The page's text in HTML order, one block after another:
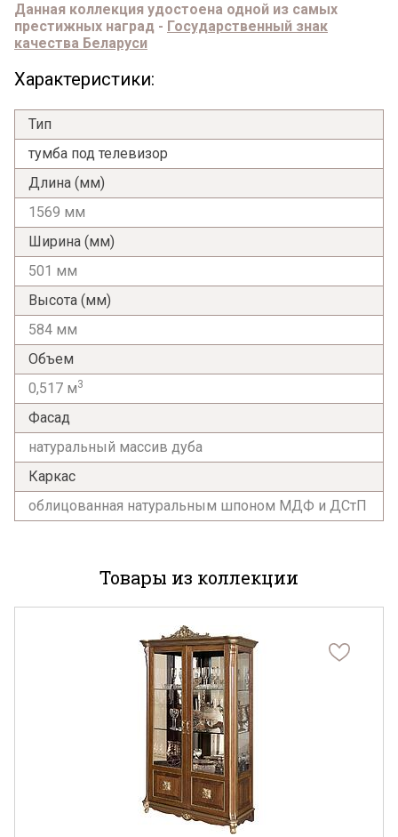
Я ознакомлен сПолитикойв отношении
обработки персональных данных и
согласен на их обработку.
Данная коллекция удостоена одной из самых
престижных наград - Государственный знак
качества Беларуси
Характеристики:
Тип
тумба под телевизор
Длина (мм)
1569 мм
Ширина (мм)
501 мм
Высота (мм)
584 мм
Объем
0,517 м3
Фасад
натуральный массив дуба
Каркас
облицованная натуральным шпоном МДФ и ДСтП
Товары из коллекции